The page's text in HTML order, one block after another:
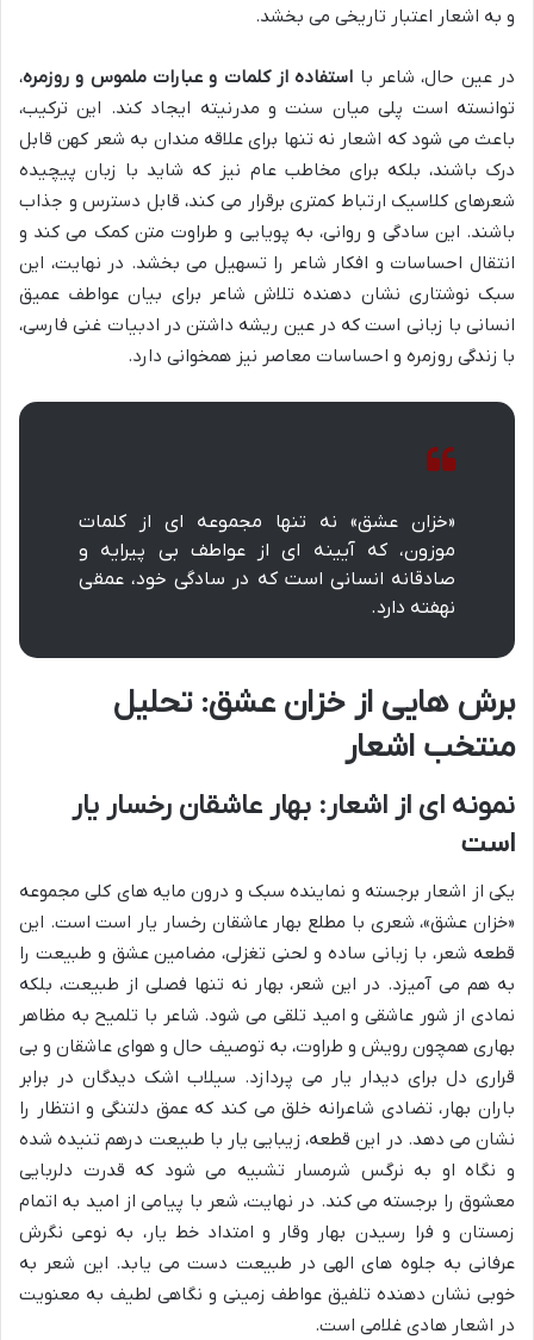
و به اشعار اعتبار تاریخی می بخشد.
در عین حال، شاعر با استفاده از کلمات و عبارات ملموس و روزمره،
توانسته است پلی میان سنت و مدرنیته ایجاد کند. این ترکیب،
باعث می شود که اشعار نه تنها برای علاقه مندان به شعر کهن قابل
درک باشند، بلکه برای مخاطب عام نیز که شاید با زبان پیچیده
شعرهای کلاسیک ارتباط کمتری برقرار می کند، قابل دسترس و جذاب
باشند. این سادگی و روانی، به پویایی و طراوت متن کمک می کند و
انتقال احساسات و افکار شاعر را تسهیل می بخشد. در نهایت، این
سبک نوشتاری نشان دهنده تلاش شاعر برای بیان عواطف عمیق
انسانی با زبانی است که در عین ریشه داشتن در ادبیات غنی فارسی،
با زندگی روزمره و احساسات معاصر نیز همخوانی دارد.
«خزان عشق» نه تنها مجموعه ای از کلمات
موزون، که آیینه ای از عواطف بی پیرایه و
صادقانه انسانی است که در سادگی خود، عمقی
نهفته دارد.
برش هایی از خزان عشق: تحلیل
منتخب اشعار
نمونه ای از اشعار: بهار عاشقان رخسار یار
است
یکی از اشعار برجسته و نماینده سبک و درون مایه های کلی مجموعه
«خزان عشق»، شعری با مطلع بهار عاشقان رخسار یار است است. این
قطعه شعر، با زبانی ساده و لحنی تغزلی، مضامین عشق و طبیعت را
به هم می آمیزد. در این شعر، بهار نه تنها فصلی از طبیعت، بلکه
نمادی از شور عاشقی و امید تلقی می شود. شاعر با تلمیح به مظاهر
بهاری همچون رویش و طراوت، به توصیف حال و هوای عاشقان و بی
قراری دل برای دیدار یار می پردازد. سیلاب اشک دیدگان در برابر
باران بهار، تضادی شاعرانه خلق می کند که عمق دلتنگی و انتظار را
نشان می دهد. در این قطعه، زیبایی یار با طبیعت درهم تنیده شده
و نگاه او به نرگس شرمسار تشبیه می شود که قدرت دلربایی
معشوق را برجسته می کند. در نهایت، شعر با پیامی از امید به اتمام
زمستان و فرا رسیدن بهار وقار و امتداد خط یار، به نوعی نگرش
عرفانی به جلوه های الهی در طبیعت دست می یابد. این شعر به
خوبی نشان دهنده تلفیق عواطف زمینی و نگاهی لطیف به معنویت
در اشعار هادی غلامی است.